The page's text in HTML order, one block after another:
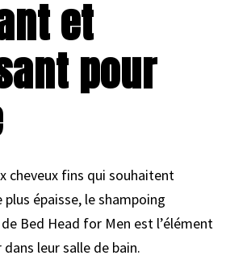
et
pour
cheveux fins qui souhaitent
épaisse, le shampoing
Bed Head for Men est l’élément
leur salle de bain.